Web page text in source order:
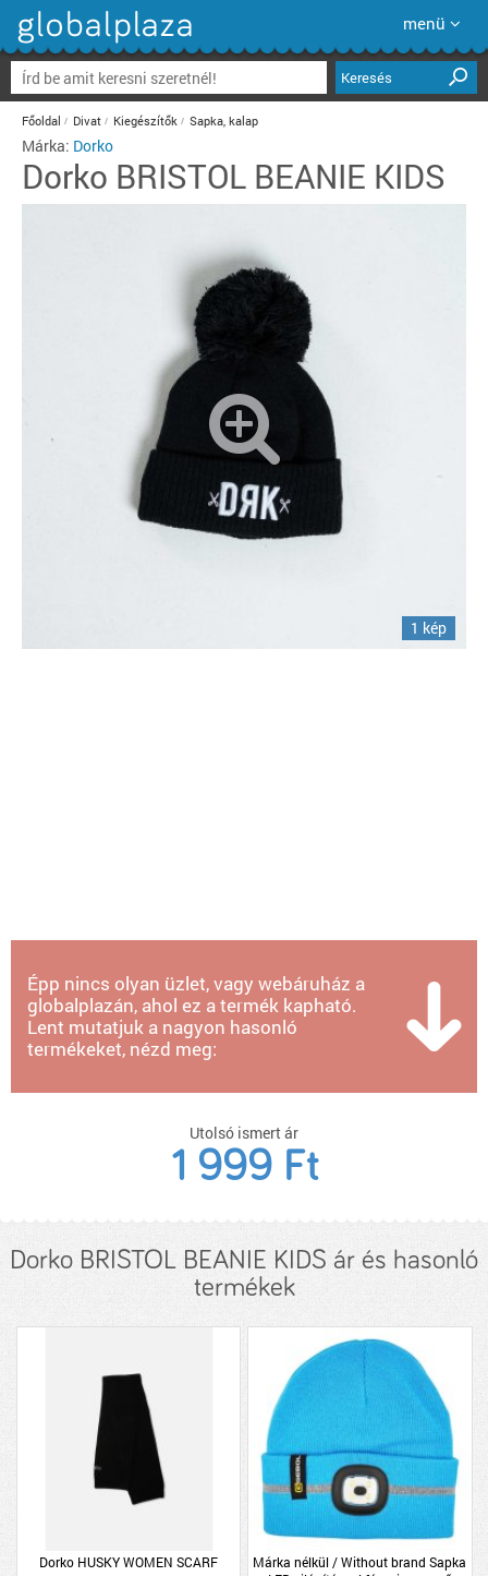
menü
Keresés
Főoldal Divat Kiegészítők Sapka, kalap
Márka: Dorko
Dorko BRISTOL BEANIE KIDS
1 kép
Épp nincs olyan üzlet, vagy webáruház a
globalplazán, ahol ez a termék kapható.
Lent mutatjuk a nagyon hasonló
termékeket, nézd meg:
Utolsó ismert ár
1 999 Ft
Dorko BRISTOL BEANIE KIDS ár és hasonló
termékek
Dorko HUSKY WOMEN SCARF
Márka nélkül / Without brand Sapka